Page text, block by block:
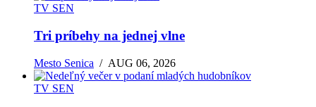
TV SEN
Tri príbehy na jednej vlne
Mesto Senica /AUG 06, 2026
TV SEN